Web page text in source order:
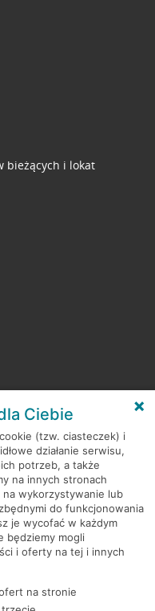
bieżących i lokat
Ciebie
(tzw. ciasteczek) i
działanie serwisu,
potrzeb, a także
na innych stronach
wykorzystywanie lub
do funkcjonowania
je wycofać w każdym
będziemy mogli
i oferty na tej i innych
na stronie